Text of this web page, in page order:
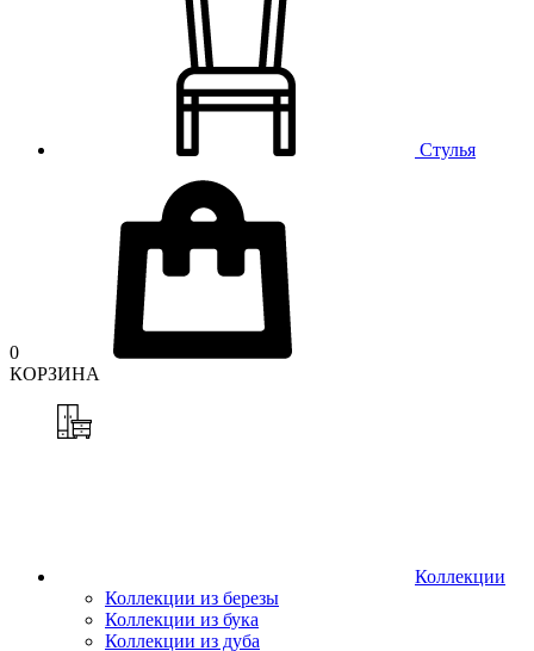
Стулья
0
КОРЗИНА
Коллекции
Коллекции из березы
Коллекции из бука
Коллекции из дуба